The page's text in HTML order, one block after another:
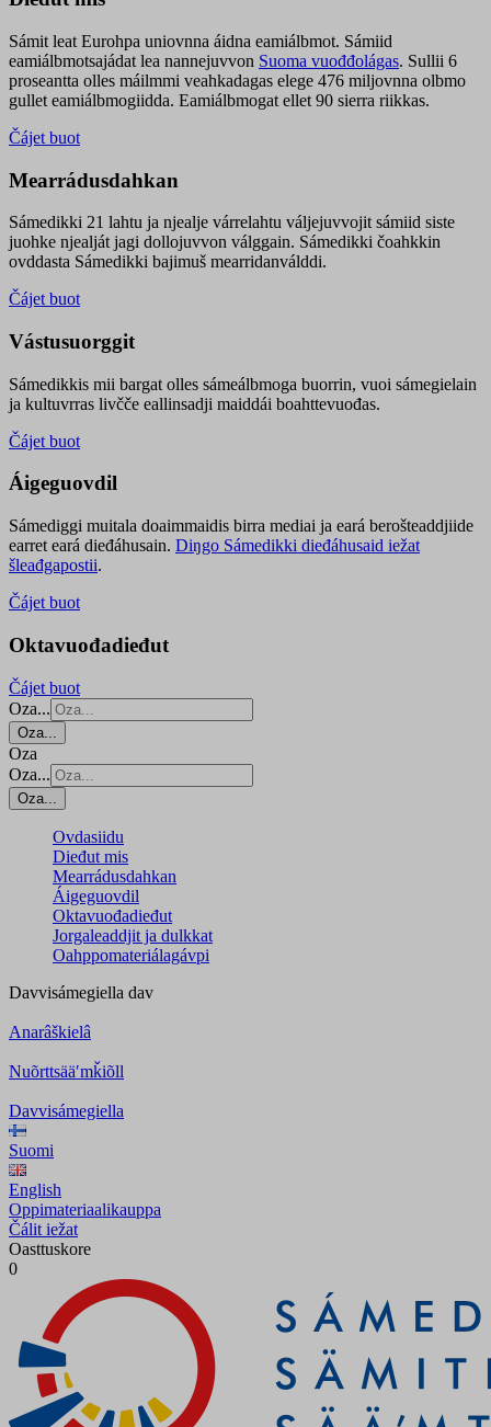
Sámit leat Eurohpa uniovnna áidna eamiálbmot. Sámiid
eamiálbmotsajádat lea nannejuvvon Suoma vuođđolágas. Sullii 6
proseantta olles máilmmi veahkadagas elege 476 miljovnna olbmo
gullet eamiálbmogiidda. Eamiálbmogat ellet 90 sierra riikkas.
Čájet buot
Mearrádusdahkan
Sámedikki 21 lahtu ja njealje várrelahtu váljejuvvojit sámiid siste
juohke njealját jagi dollojuvvon válggain. Sámedikki čoahkkin
ovddasta Sámedikki bajimuš mearridanválddi.
Čájet buot
Vástusuorggit
Sámedikkis mii bargat olles sámeálbmoga buorrin, vuoi sámegielain
ja kultuvrras livčče eallinsadji maiddái boahttevuođas.
Čájet buot
Áigeguovdil
Sámediggi muitala doaimmaidis birra mediai ja eará berošteaddjiide
earret eará dieđáhusain. Diŋgo Sámedikki dieđáhusaid iežat
šleađgapostii.
Čájet buot
Oktavuođadieđut
Čájet buot
Oza...
Oza...
Oza
Oza...
Oza...
Ovdasiidu
Dieđut mis
Mearrádusdahkan
Áigeguovdil
Oktavuođadieđut
Jorgaleaddjit ja dulkkat
Oahppomateriálagávpi
Davvisámegiella dav
Anarâškielâ
Nuõrttsääʹmǩiõll
Davvisámegiella
Suomi
English
Oppimateriaalikauppa
Čálit iežat
Oasttuskore
0